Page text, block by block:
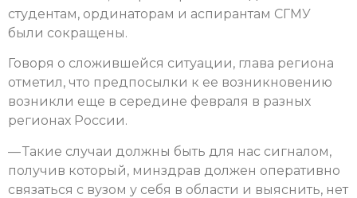
студентам, ординаторам и аспирантам СГМУ
были сокращены.
Говоря о сложившейся ситуации, глава региона
отметил, что предпосылки к ее возникновению
возникли еще в середине февраля в разных
регионах России.
— Такие случаи должны быть для нас сигналом,
получив который, минздрав должен оперативно
связаться с вузом у себя в области и выяснить, нет